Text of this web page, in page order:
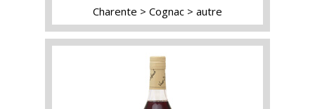
Charente Cognac autre